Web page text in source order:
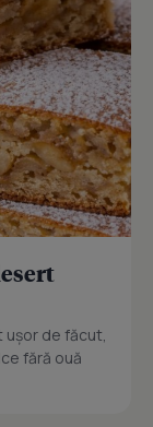
de făcut,
fără ouă